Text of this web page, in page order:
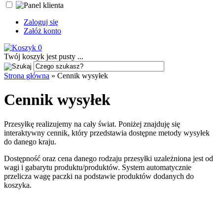
Zaloguj się
Załóż konto
0
Twój koszyk jest pusty ...
Strona główna » Cennik wysyłek
Cennik wysyłek
Przesyłkę realizujemy na cały świat. Poniżej znajduję się
interaktywny cennik, który przedstawia dostępne metody wysyłek
do danego kraju.
Dostępność oraz cena danego rodzaju przesyłki uzależniona jest od
wagi i gabarytu produktu/produktów. System automatycznie
przelicza wagę paczki na podstawie produktów dodanych do
koszyka.